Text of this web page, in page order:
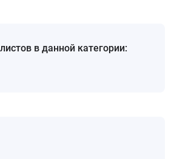
в данной категории: